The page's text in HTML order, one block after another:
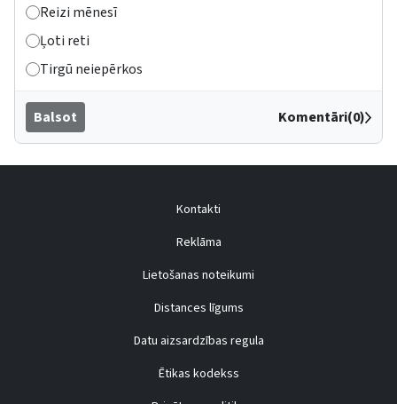
Reizi mēnesī
Ļoti reti
Tirgū neiepērkos
Balsot Komentāri(0)
Kontakti
Reklāma
Lietošanas noteikumi
Distances līgums
Datu aizsardzības regula
Ētikas kodekss